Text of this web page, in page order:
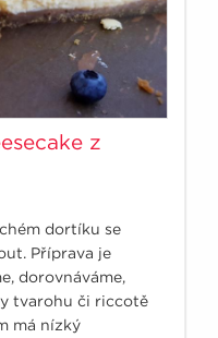
z
dortíku se
Příprava je
dorovnáváme,
tvarohu či riccotě
má nízký